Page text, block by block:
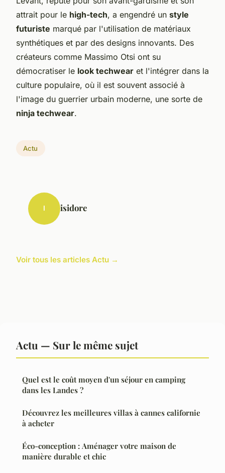
attrait pour le high-tech, a engendré un style
futuriste marqué par l'utilisation de matériaux
synthétiques et par des designs innovants. Des
créateurs comme Massimo Otsi ont su
démocratiser le look techwear et l'intégrer dans la
culture populaire, où il est souvent associé à
l'image du guerrier urbain moderne, une sorte de
ninja techwear.
Actu
I isidore
Voir tous les articles Actu →
Actu — Sur le même sujet
Quel est le coût moyen d'un séjour en camping
dans les Landes ?
Découvrez les meilleures villas à cannes californie
à acheter
Éco-conception : Aménager votre maison de
manière durable et chic